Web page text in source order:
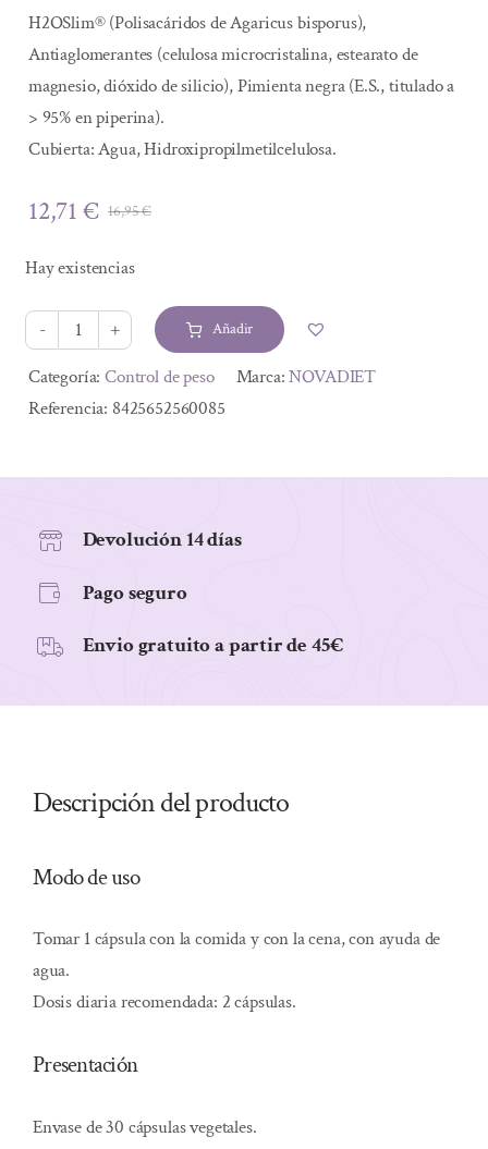
H2OSlim® (Polisacáridos de Agaricus bisporus),
Antiaglomerantes (celulosa microcristalina, estearato de
magnesio, dióxido de silicio), Pimienta negra (E.S., titulado a
> 95% en piperina).
Cubierta: Agua, Hidroxipropilmetilcelulosa.
16,95€El
era:
16,95 €.
12,71€
El
es:
12,71 €.
Hay existencias
LIPOATRAP
30CAPS
cantidad
Añadir
Alternative:
Categoría:Control de peso Marca:NOVADIET
Referencia: 8425652560085
Devolución 14 días
Pago seguro
Envio gratuito a partir de 45€
Descripción del producto
Modo de uso
Tomar 1 cápsula con la comida y con la cena, con ayuda de
agua.
Dosis diaria recomendada: 2 cápsulas.
Presentación
Envase de 30 cápsulas vegetales.